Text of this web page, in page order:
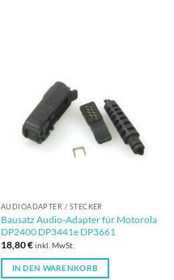
AUDIOADAPTER / STECKER
Bausatz Audio-Adapter für Motorola
DP2400 DP3441e DP3661
18,80€inkl. MwSt.
IN DEN WARENKORB